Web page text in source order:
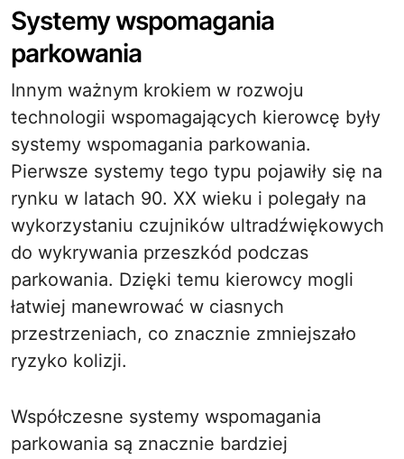
Systemy wspomagania
parkowania
Innym ważnym krokiem w rozwoju
technologii wspomagających kierowcę były
systemy wspomagania parkowania.
Pierwsze systemy tego typu pojawiły się na
rynku w latach 90. XX wieku i polegały na
wykorzystaniu czujników ultradźwiękowych
do wykrywania przeszkód podczas
parkowania. Dzięki temu kierowcy mogli
łatwiej manewrować w ciasnych
przestrzeniach, co znacznie zmniejszało
ryzyko kolizji.
Współczesne systemy wspomagania
parkowania są znacznie bardziej